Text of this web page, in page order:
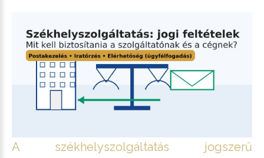
A székhelyszolgáltatás jogszerű